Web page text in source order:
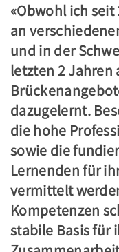
«Obwohl ich seit
an
und in der
letzten 2 Jahren
dazugelernt.
die hohe
sowie die
Lernenden für
vermittelt
Kompetenzen
stabile Basis für